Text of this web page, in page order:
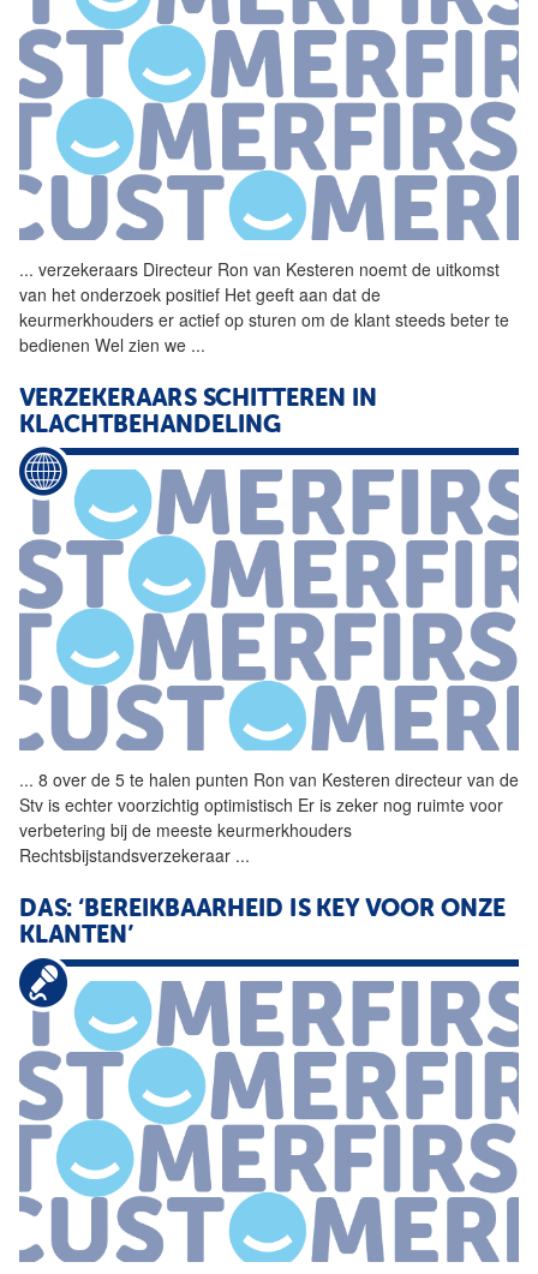
... verzekeraars Directeur Ron van Kesteren noemt de uitkomst
van het onderzoek positief Het geeft aan dat de
keurmerkhouders er actief op sturen om de klant steeds beter te
bedienen Wel zien we ...
VERZEKERAARS SCHITTEREN IN
KLACHTBEHANDELING
... 8 over de 5 te halen punten Ron van Kesteren directeur van de
Stv is echter voorzichtig optimistisch Er is zeker nog ruimte voor
verbetering bij de meeste keurmerkhouders
Rechtsbijstandsverzekeraar ...
DAS: ‘BEREIKBAARHEID IS KEY VOOR ONZE
KLANTEN’